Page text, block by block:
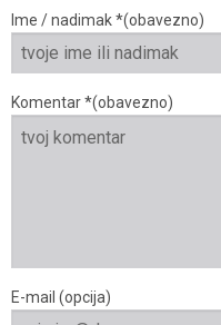
Ime / nadimak *(obavezno)
Komentar *(obavezno)
E-mail (opcija)